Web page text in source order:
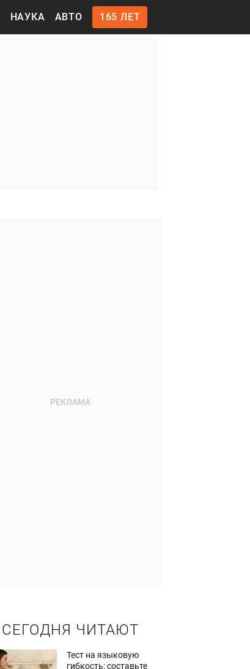
НАУКА АВТО 165 ЛЕТ
СЕГОДНЯ ЧИТАЮТ
Тест на языковую
гибкость: составьте